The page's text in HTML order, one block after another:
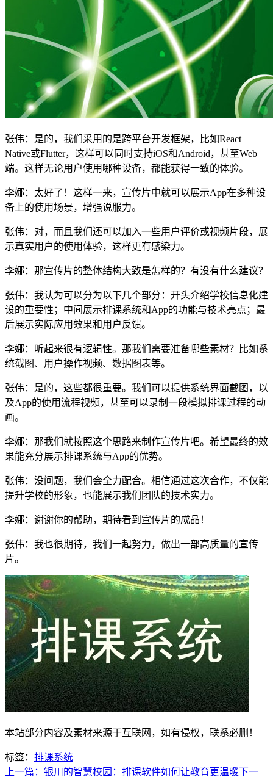
张伟：是的，我们采用的是跨平台开发框架，比如React
Native或Flutter，这样可以同时支持iOS和Android，甚至Web
端。这样无论用户使用哪种设备，都能获得一致的体验。
李娜：太好了！这样一来，宣传片中就可以展示App在多种设
备上的使用场景，增强说服力。
张伟：对，而且我们还可以加入一些用户评价或视频片段，展
示真实用户的使用体验，这样更有感染力。
李娜：那宣传片的整体结构大致是怎样的？有没有什么建议？
张伟：我认为可以分为以下几个部分：开头介绍学校信息化建
设的重要性；中间展示排课系统和App的功能与技术亮点；最
后展示实际应用效果和用户反馈。
李娜：听起来很有逻辑性。那我们需要准备哪些素材？比如系
统截图、用户操作视频、数据图表等。
张伟：是的，这些都很重要。我们可以提供系统界面截图，以
及App的使用流程视频，甚至可以录制一段模拟排课过程的动
画。
李娜：那我们就按照这个思路来制作宣传片吧。希望最终的效
果能充分展示排课系统与App的优势。
张伟：没问题，我们会全力配合。相信通过这次合作，不仅能
提升学校的形象，也能展示我们团队的技术实力。
李娜：谢谢你的帮助，期待看到宣传片的成品！
张伟：我也很期待，我们一起努力，做出一部高质量的宣传
片。
本站部分内容及素材来源于互联网，如有侵权，联系必删！
标签： 排课系统
上一篇：银川的智慧校园：排课软件如何让教育更温暖下一